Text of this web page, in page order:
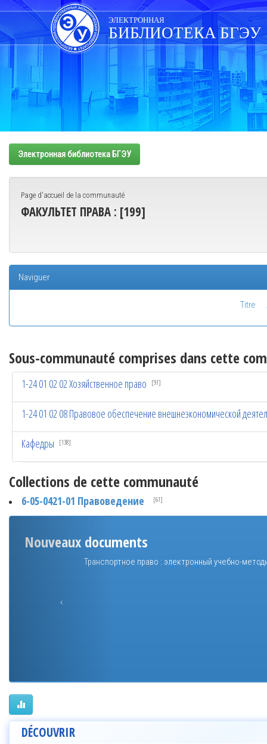
Skip
navigation
ЭЛЕКТРОННАЯ
БИБЛИОТЕКА БГЭУ
Электронная библиотека БГЭУ
Page d'accueil de la communauté
ФАКУЛЬТЕТ ПРАВА : [199]
Naviguer
Titre
Sous-communauté comprises dans cette
1-24 01 02 02 Хозяйственное право [91]
1-24 01 02 08 Правовое обеспечение внешнеэкономической
Кафедры [138]
Collections de cette communauté
6-05-0421-01 Правоведение [61]
Nouveaux documents
Транспортное право : электронный учебно-
DÉCOUVRIR